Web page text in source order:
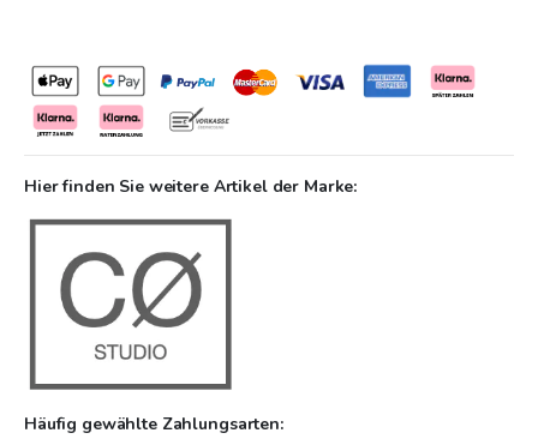
Hier finden Sie weitere Artikel der Marke:
Häufig gewählte Zahlungsarten: